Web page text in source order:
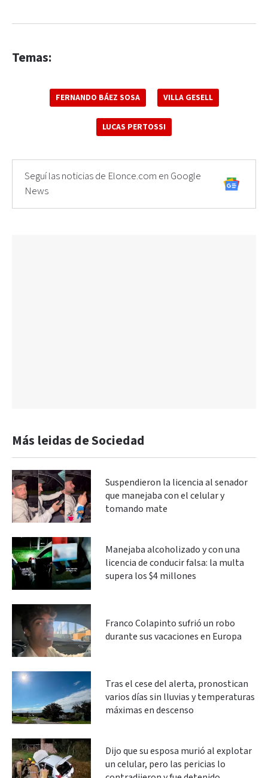
Temas:
FERNANDO BÁEZ SOSA VILLA GESELL
LUCAS PERTOSSI
Seguí las noticias de Elonce.com en Google
News
Más leidas de Sociedad
Suspendieron la licencia al senador
que manejaba con el celular y
tomando mate
Manejaba alcoholizado y con una
licencia de conducir falsa: la multa
supera los $4 millones
Franco Colapinto sufrió un robo
durante sus vacaciones en Europa
Tras el cese del alerta, pronostican
varios días sin lluvias y temperaturas
máximas en descenso
Dijo que su esposa murió al explotar
un celular, pero las pericias lo